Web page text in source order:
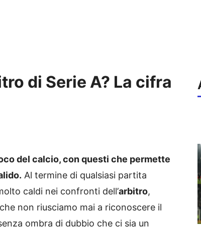
di Serie A? La cifra
del calcio, con questi che permette
Al termine di qualsiasi partita
caldi nei confronti dell’arbitro,
non riusciamo mai a riconoscere il
ombra di dubbio che ci sia un